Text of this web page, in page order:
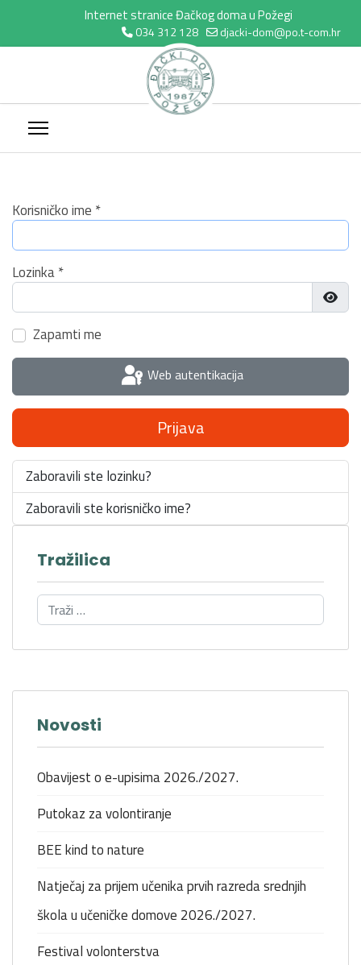
Internet stranice Đačkog doma u Požegi
034 312 128 djacki-dom@po.t-com.hr
Korisničko ime *
Lozinka*
Zapamti me
Web autentikacija
Prijava
Zaboravili ste lozinku?
Zaboravili ste korisničko ime?
Tražilica
Novosti
Obavijest o e-upisima 2026./2027.
Putokaz za volontiranje
BEE kind to nature
Natječaj za prijem učenika prvih razreda srednjih
škola u učeničke domove 2026./2027.
Festival volonterstva